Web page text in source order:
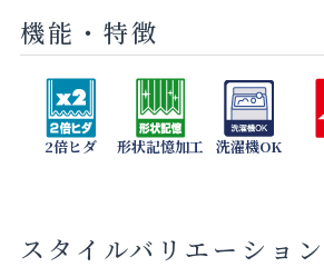
機能・特徴
2倍ヒダ 形状記憶加工 洗濯機OK
スタイルバリエーション